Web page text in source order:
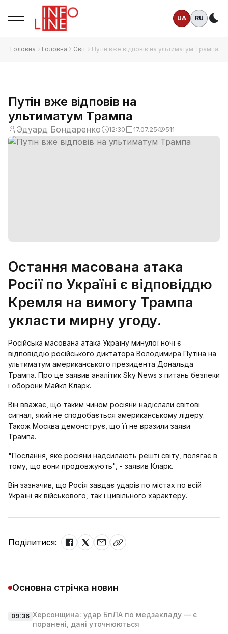
UA RU
Головна Головна Світ Путін вже відповів на ультиматум Трампа
Путін вже відповів на
ультиматум Трампа
Эдуард Бондаренко 12:30 17.07.25 511
Остання масована атака
Росії по Україні є відповіддю
Кремля на вимогу Трампа
укласти мирну угоду.
Російська масована атака Україну минулої ночі є
відповіддю російського диктатора Володимира Путіна на
ультиматум американського президента Дональда
Трампа. Про це заявив аналітик Sky News з питань безпеки
і оборони Майкл Кларк.
Він вважає, що таким чином росіяни надіслали світові
сигнал, який не сподобається американському лідеру.
Також Москва демонструє, що її не вразили заяви
Трампа.
"Послання, яке росіяни надсилають решті світу, полягає в
тому, що вони продовжують", - заявив Кларк.
Він зазначив, що Росія завдає ударів по містах по всій
Україні як військового, так і цивільного характеру.
Поділитися:
Основна стрічка новин
09:36 Херсонщина: удар БпЛА по медзакладу — є
поранені, дані уточнюються